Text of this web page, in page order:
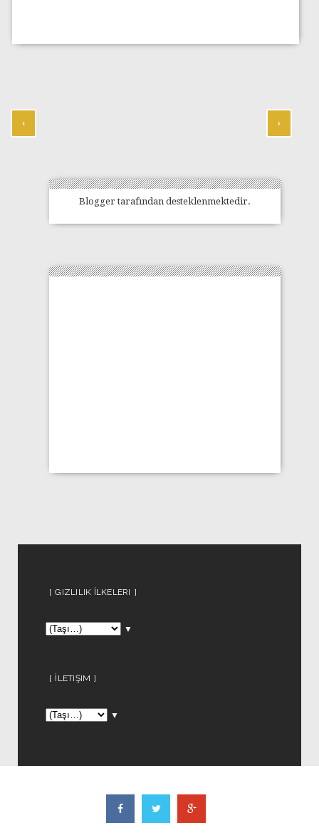
‹ ›
Bloggertarafından desteklenmektedir.
GIZLILIK İLKELERI
▼
İLETIŞIM
▼